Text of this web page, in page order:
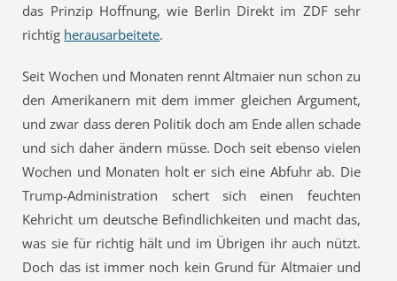
das Prinzip Hoffnung, wie Berlin Direkt im ZDF sehr
richtig herausarbeitete.
Seit Wochen und Monaten rennt Altmaier nun schon zu
den Amerikanern mit dem immer gleichen Argument,
und zwar dass deren Politik doch am Ende allen schade
und sich daher ändern müsse. Doch seit ebenso vielen
Wochen und Monaten holt er sich eine Abfuhr ab. Die
Trump-Administration schert sich einen feuchten
Kehricht um deutsche Befindlichkeiten und macht das,
was sie für richtig hält und im Übrigen ihr auch nützt.
Doch das ist immer noch kein Grund für Altmaier und